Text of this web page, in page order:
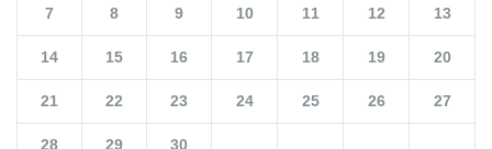
7 8 9 10 11 12 13
14 15 16 17 18 19 20
21 22 23 24 25 26 27
28 29 30